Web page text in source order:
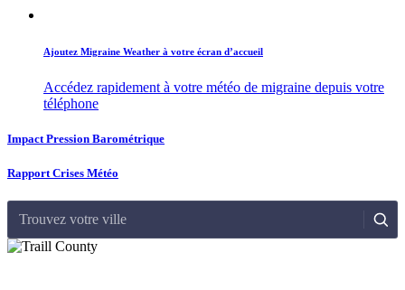
Ajoutez Migraine Weather à votre écran d’accueil
Accédez rapidement à votre météo de migraine depuis votre
téléphone
Impact Pression Barométrique
Rapport Crises Météo
Trouvez votre ville